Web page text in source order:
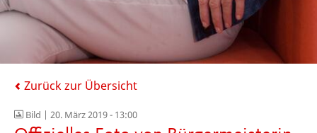
Zurück zur Übersicht
Bild | 20. März 2019 - 13:00